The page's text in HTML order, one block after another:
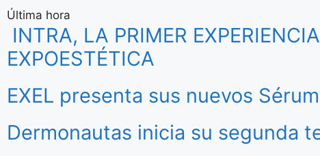
Última hora
INTRA, LA PRIMER
EXPOESTÉTICA
EXEL presenta sus nuevos
Dermonautas inicia su segunda